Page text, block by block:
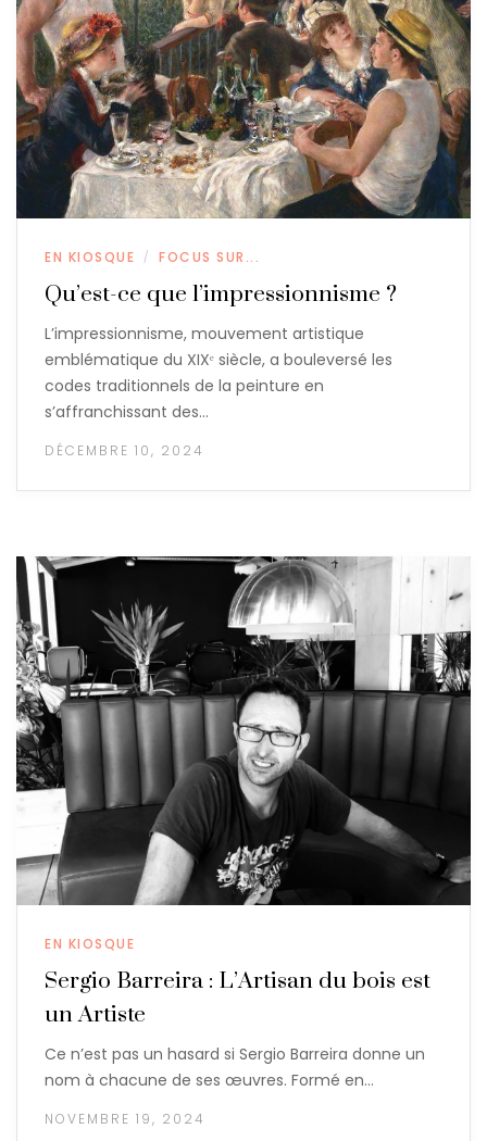
EN KIOSQUE / FOCUS SUR...
Qu’est-ce que l’impressionnisme ?
L’impressionnisme, mouvement artistique
emblématique du XIXᵉ siècle, a bouleversé les
codes traditionnels de la peinture en
s’affranchissant des…
DÉCEMBRE 10, 2024
EN KIOSQUE
Sergio Barreira : L’Artisan du bois est
un Artiste
Ce n’est pas un hasard si Sergio Barreira donne un
nom à chacune de ses œuvres. Formé en…
NOVEMBRE 19, 2024